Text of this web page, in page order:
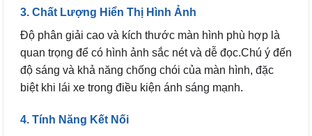
3. Chất Lượng Hiển Thị Hình Ảnh
Độ phân giải cao và kích thước màn hình phù hợp là
quan trọng để có hình ảnh sắc nét và dễ đọc.Chú ý đến
độ sáng và khả năng chống chói của màn hình, đặc
biệt khi lái xe trong điều kiện ánh sáng mạnh.
4. Tính Năng Kết Nối